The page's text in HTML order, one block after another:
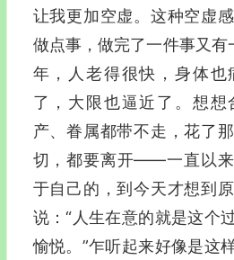
让我更加空虚。这种空虚
做点事，做完了一件事又
年，人老得很快，身体也
了，大限也逼近了。想
产、眷属都带不走，花了
切，都要离开—―一直以来
于自己的，到今天才想到
说：“人生在意的就是这个
愉悦。”乍听起来好像是这